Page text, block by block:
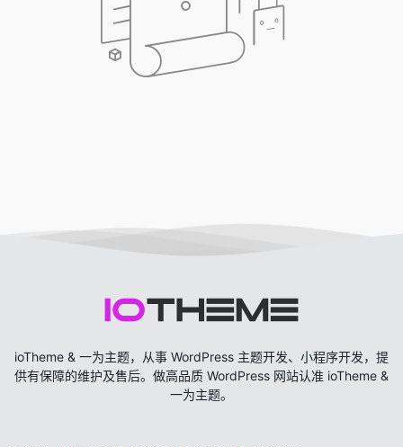
ioTheme & 一为主题，从事 WordPress 主题开发、小程序开发，提
供有保障的维护及售后。做高品质 WordPress 网站认准 ioTheme &
一为主题。